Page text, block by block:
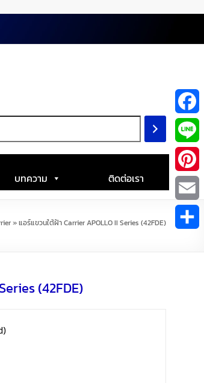
บทความ ติดต่อเรา
»แอร์แขวนใต้ฝ้า Carrier APOLLO II Series (42FDE)
(42FDE)
F
a
c
e
b
L
i
n
e
P
i
n
E